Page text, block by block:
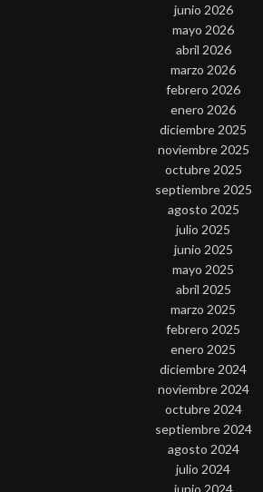
junio 2026
mayo 2026
abril 2026
marzo 2026
febrero 2026
enero 2026
diciembre 2025
noviembre 2025
octubre 2025
septiembre 2025
agosto 2025
julio 2025
junio 2025
mayo 2025
abril 2025
marzo 2025
febrero 2025
enero 2025
diciembre 2024
noviembre 2024
octubre 2024
septiembre 2024
agosto 2024
julio 2024
junio 2024